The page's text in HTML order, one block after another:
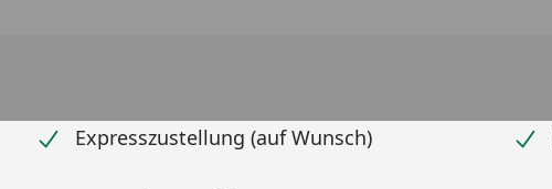
Expresszustellung (auf Wunsch)